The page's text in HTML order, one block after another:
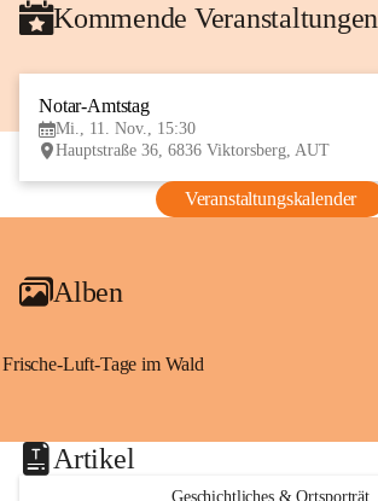
Kommende Veranstaltungen
Notar-Amtstag
Mi., 11. Nov., 15:30
Hauptstraße 36, 6836 Viktorsberg, AUT
Veranstaltungskalender
Alben
Frische-Luft-Tage im Wald
Artikel
Geschichtliches & Ortsporträt